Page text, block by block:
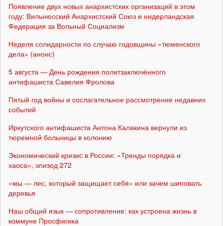
Появление двух новых анархистских организаций в этом
году: Вильнюсский Анархистский Союз и нидерландская
Федерация за Вольный Социализм
Неделя солидарности по случаю годовщины «тюменского
дела» (анонс)
5 августа — День рождения политзаключённого
антифашиста Савелия Фролова
Пятый год войны и сослагательное рассмотрение недавних
событий
Иркутского антифашиста Антона Калакина вернули из
тюремной больницы в колонию
Экономический кризис в России: «Тренды порядка и
хаоса», эпизод 272
«мы — лес, который защищает себя» или зачем шиповать
деревья
Наш общий язык — сопротивление: как устроена жизнь в
коммуне Просфигика